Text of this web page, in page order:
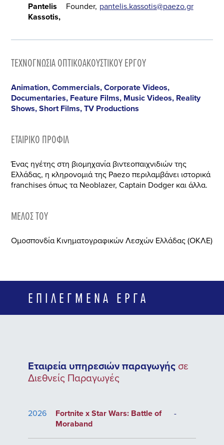
Pantelis
Kassotis
Founder pantelis.kassotis@paezo.gr
ΤΕΧΝΟΓΝΩΣΊΑ ΟΠΤΙΚΟΑΚΟΥΣΤΙΚΟΎ ΈΡΓΟΥ
Animation, Commercials, Corporate Videos,
Documentaries, Feature Films, Music Videos, Reality
Shows, Short Films, TV Productions
ΕΤΑΙΡΙΚΌ ΠΡΟΦΊΛ
Ένας ηγέτης στη βιομηχανία βιντεοπαιχνιδιών της
Ελλάδας, η κληρονομιά της Paezo περιλαμβάνει ιστορικά
franchises όπως τα Neoblazer, Captain Dodger και άλλα.
ΜΈΛΟΣ ΤΟΥ
Ομοσπονδία Κινηματογραφικών Λεσχών Ελλάδας (ΟΚΛΕ)
ΕΠΙΛΕΓΜΈΝΑ ΈΡΓΑ
Εταιρεία υπηρεσιών παραγωγής σε
Διεθνείς Παραγωγές
2026
Fortnite x Star Wars: Battle of
Moraband
-